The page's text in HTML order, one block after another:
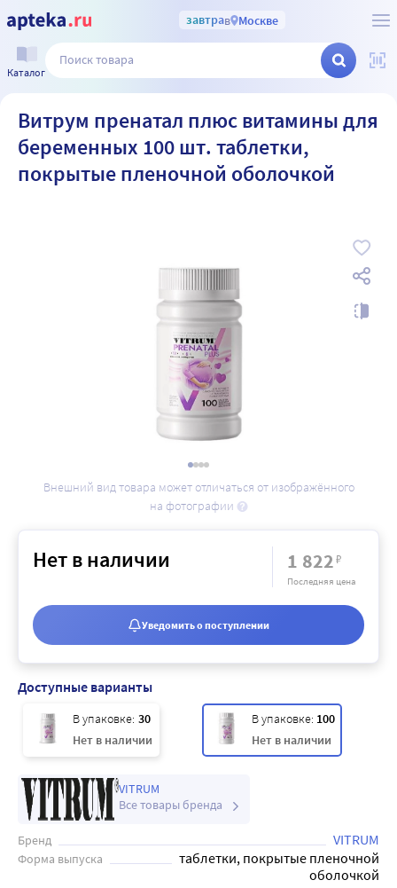
завтрав Москве
Каталог
Витрум пренатал плюс витамины для
беременных 100 шт. таблетки,
покрытые пленочной оболочкой
Внешний вид товара может отличаться от изображённого
на фотографии
Доступные варианты
В упаковке: 30
Нет в наличии
В упаковке: 100
Нет в наличии
VITRUM
Все товары бренда
Бренд VITRUM
Форма выпуска
таблетки, покрытые пленочной
оболочкой
Нет в наличии 1 822₽
Последняя цена
Уведомить о поступлении